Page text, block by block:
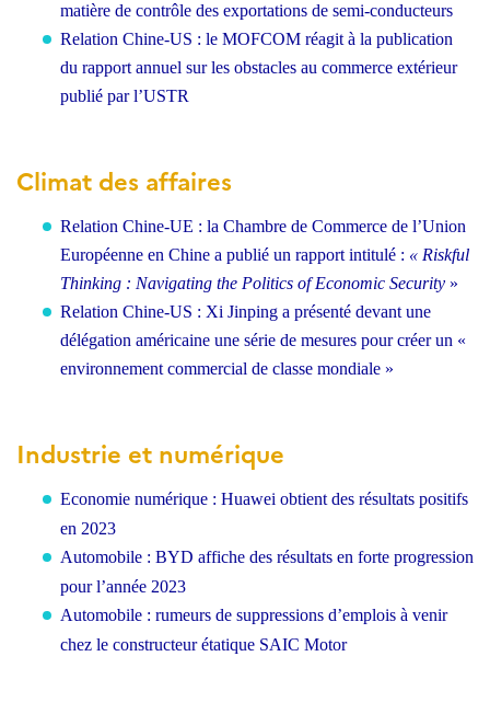
matière de contrôle des exportations de semi-conducteurs
Relation Chine-US : le MOFCOM réagit à la publication
du rapport annuel sur les obstacles au commerce extérieur
publié par l’USTR
Climat des affaires
Relation Chine-UE : la Chambre de Commerce de l’Union
Européenne en Chine a publié un rapport intitulé : « Riskful
Thinking : Navigating the Politics of Economic Security »
Relation Chine-US : Xi Jinping a présenté devant une
délégation américaine une série de mesures pour créer un «
environnement commercial de classe mondiale »
Industrie et numérique
Economie numérique : Huawei obtient des résultats positifs
en 2023
Automobile : BYD affiche des résultats en forte progression
pour l’année 2023
Automobile : rumeurs de suppressions d’emplois à venir
chez le constructeur étatique SAIC Motor